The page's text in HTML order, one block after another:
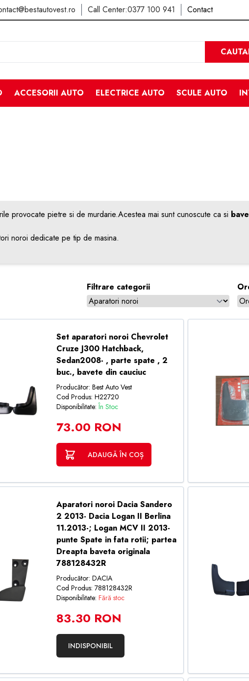
Call Center:0377 100 941 Contact
ACCESORII AUTO ELECTRICE AUTO SCULE AUTO
provocate pietre si de murdarie.Acestea mai sunt cunoscute ca si
noroi dedicate pe tip de masina.
Filtrare categorii
Set aparatori noroi Chevrolet
Cruze J300 Hatchback,
Sedan2008- , parte spate , 2
buc., bavete din cauciuc
Producător: Best Auto Vest
Cod Produs: H22720
Disponibilitate:În Stoc
73.00 RON
ADAUGĂ ÎN COȘ
Aparatori noroi Dacia Sandero
2 2013- Dacia Logan II Berlina
11.2013-; Logan MCV II 2013-
punte Spate in fata rotii; partea
Dreapta baveta originala
788128432R
Producător: DACIA
Cod Produs: 788128432R
Disponibilitate: Fără stoc
83.30 RON
INDISPONIBIL